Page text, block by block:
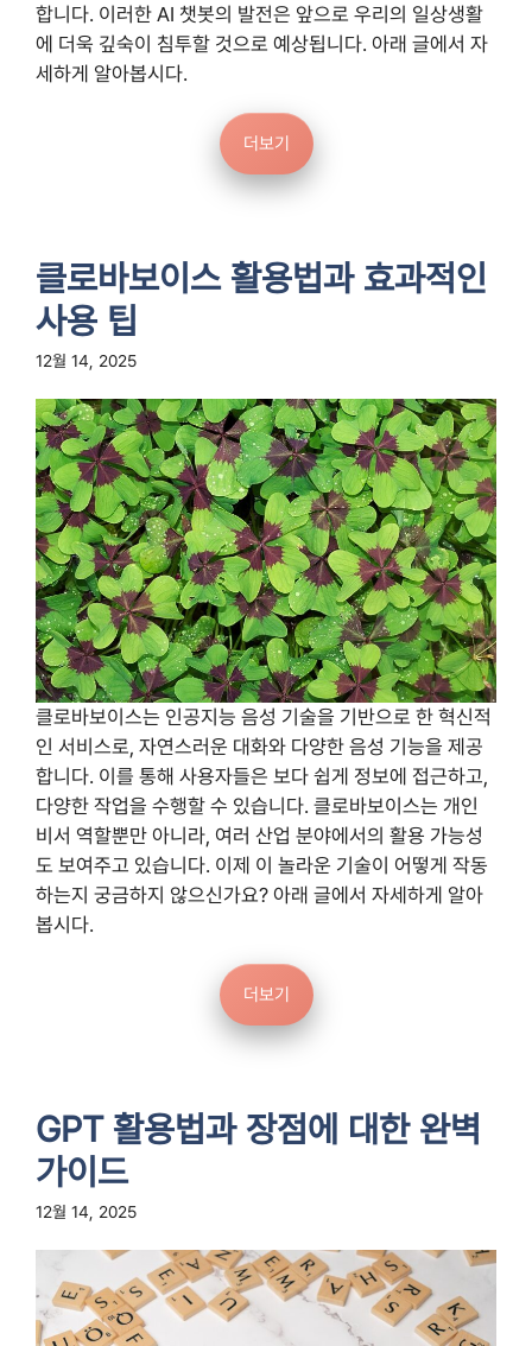
합니다. 이러한 AI 챗봇의 발전은 앞으로 우리의 일상생활
에 더욱 깊숙이 침투할 것으로 예상됩니다. 아래 글에서 자
세하게 알아봅시다.
더보기
클로바보이스 활용법과 효과적인
사용 팁
12월 14, 2025
클로바보이스는 인공지능 음성 기술을 기반으로 한 혁신적
인 서비스로, 자연스러운 대화와 다양한 음성 기능을 제공
합니다. 이를 통해 사용자들은 보다 쉽게 정보에 접근하고,
다양한 작업을 수행할 수 있습니다. 클로바보이스는 개인
비서 역할뿐만 아니라, 여러 산업 분야에서의 활용 가능성
도 보여주고 있습니다. 이제 이 놀라운 기술이 어떻게 작동
하는지 궁금하지 않으신가요? 아래 글에서 자세하게 알아
봅시다.
더보기
GPT 활용법과 장점에 대한 완벽
가이드
12월 14, 2025